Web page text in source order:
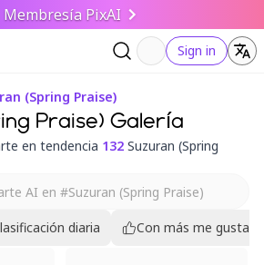
Membresía PixAI
Sign in
(Spring Praise)
Praise) Galería
en tendencia 132 Suzuran (Spring
diaria Con más me gusta